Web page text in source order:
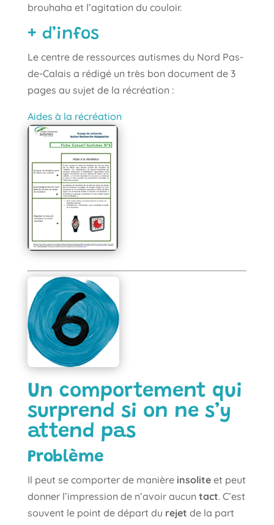
brouhaha et l’agitation du couloir.
+ d’infos
Le centre de ressources autismes du Nord Pas-
de-Calais a rédigé un très bon document de 3
pages au sujet de la récréation :
Aides à la récréation
Un comportement qui
surprend si on ne s’y
attend pas
Problème
Il peut se comporter de manière insolite et peut
donner l’impression de n’avoir aucun tact. C’est
souvent le point de départ du rejet de la part